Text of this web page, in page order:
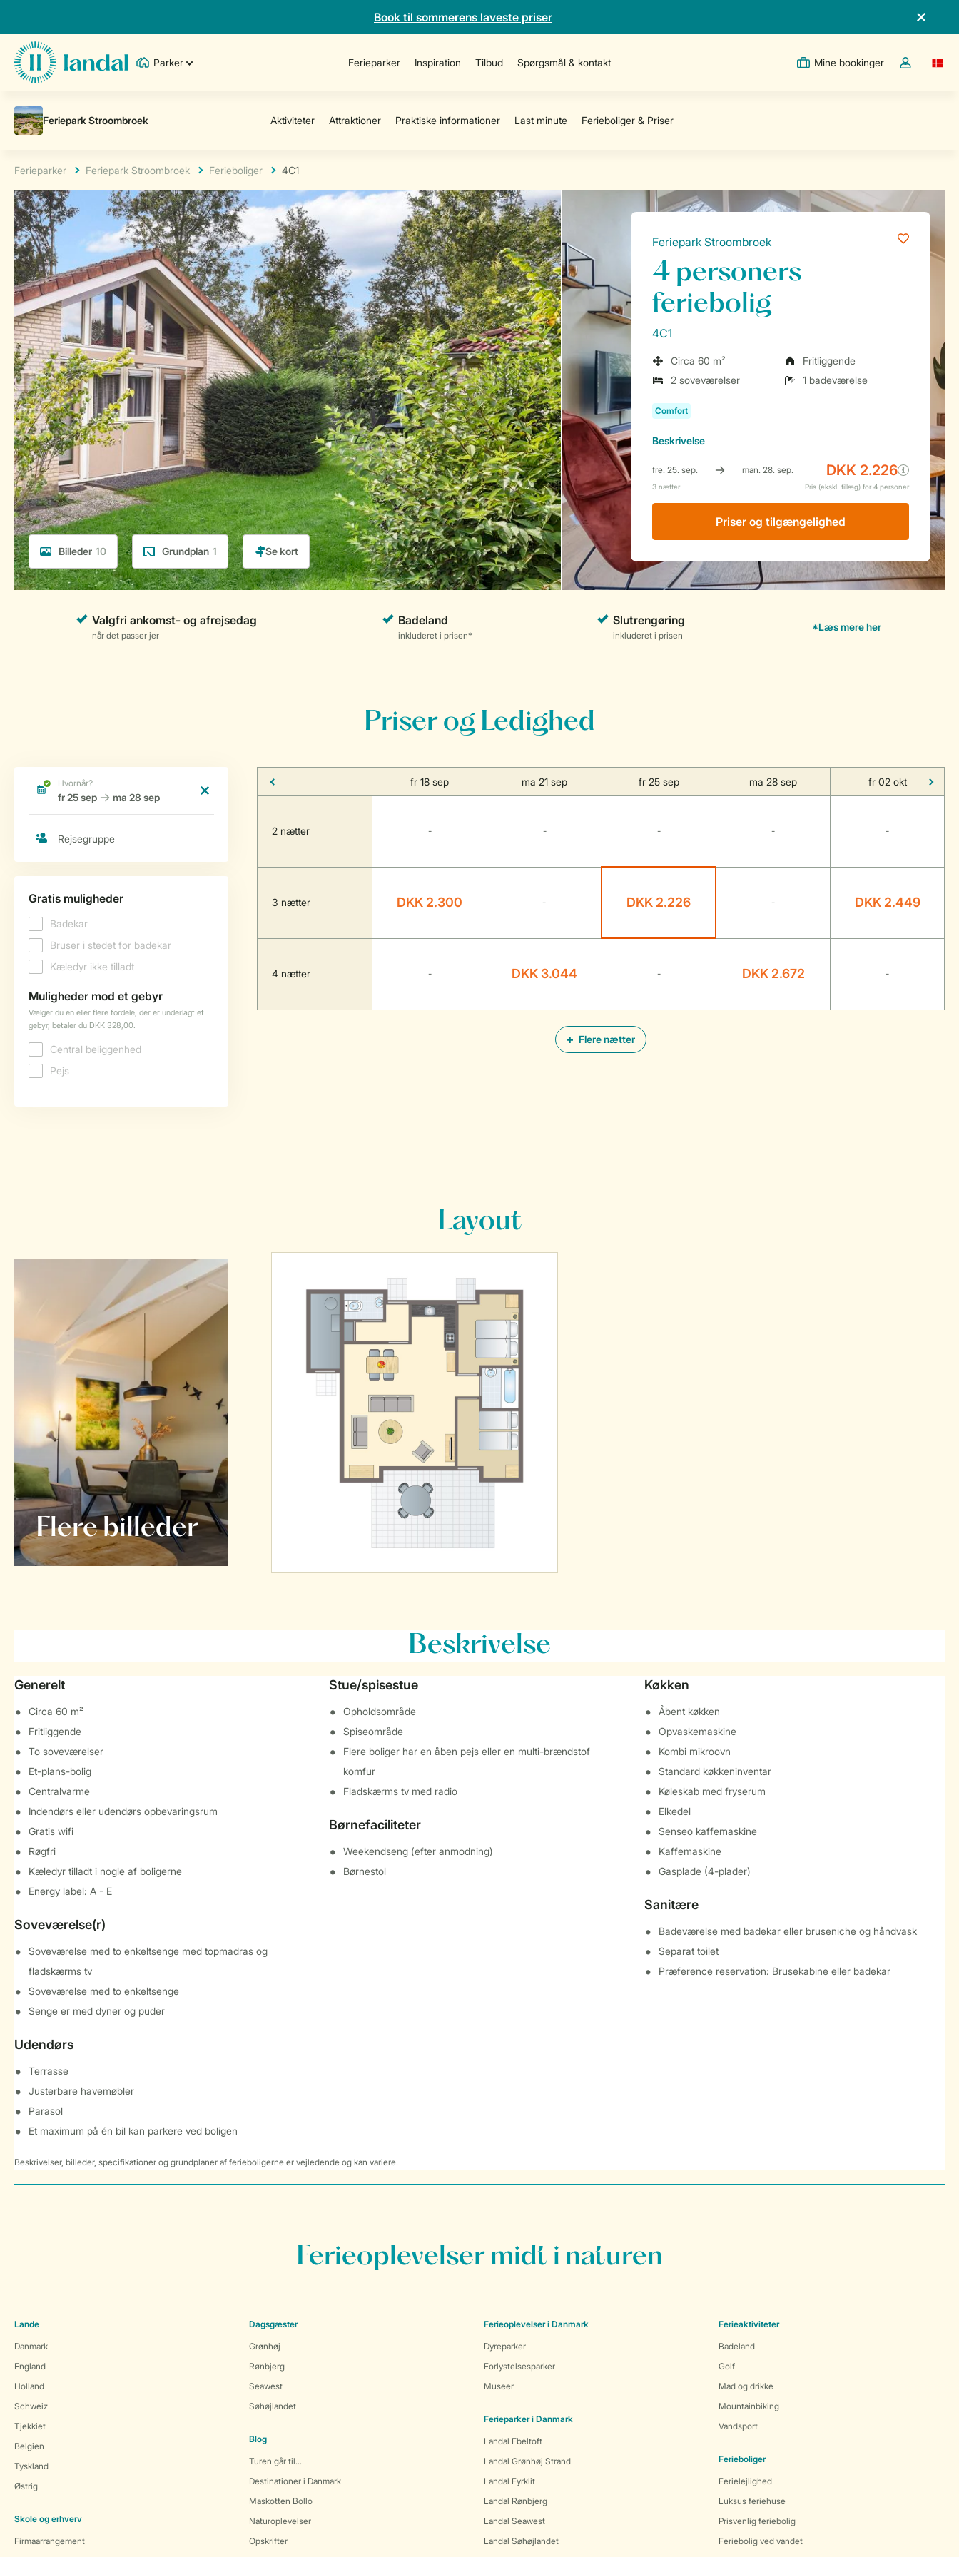
Book til sommerens laveste priser
Parker Ferieparker Inspiration Tilbud Spørgsmål & kontakt Mine bookinger
Toggle the
Ferieparker Feriepark Stroombroek Ferieboliger 4C1
Billeder 10 Grundplan 1
Feriepark Stroombroek
4 personers
feriebolig
4C1
Circa 60 m²
Fritliggende
2 soveværelser
1 badeværelse
Beskrivelse
Priser og tilgængelighed
Priser og Ledighed
Flere nætter
fr 18 sep ma 21 sep fr 25 sep ma 28 sep fr 02 okt
2 nætter - - - - -
3 nætter DKK 2.300 - DKK 2.226 - DKK 2.449
4 nætter - DKK 3.044 - DKK 2.672 -
Layout
Flere billeder
Beskrivelse
Generelt
Circa 60 m²
Fritliggende
To soveværelser
Et-plans-bolig
Centralvarme
Indendørs eller udendørs opbevaringsrum
Gratis wifi
Røgfri
Kæledyr tilladt i nogle af boligerne
Energy label: A - E
Soveværelse(r)
Soveværelse med to enkeltsenge med topmadras og
fladskærms tv
Soveværelse med to enkeltsenge
Senge er med dyner og puder
Udendørs
Terrasse
Justerbare havemøbler
Parasol
Et maximum på én bil kan parkere ved boligen
Stue/spisestue
Opholdsområde
Spiseområde
Flere boliger har en åben pejs eller en multi-brændstof
komfur
Fladskærms tv med radio
Børnefaciliteter
Weekendseng (efter anmodning)
Børnestol
Køkken
Åbent køkken
Opvaskemaskine
Kombi mikroovn
Standard køkkeninventar
Køleskab med fryserum
Elkedel
Senseo kaffemaskine
Kaffemaskine
Gasplade (4-plader)
Sanitære
Badeværelse med badekar eller bruseniche og håndvask
Separat toilet
Præference reservation: Brusekabine eller badekar
Beskrivelser, billeder, specifikationer og grundplaner af ferieboligerne er vejledende og kan variere.
Ferieoplevelser midt i naturen
Lande
Danmark
England
Holland
Schweiz
Tjekkiet
Belgien
Tyskland
Østrig
Skole og erhverv
Firmaarrangement
Dagsgæster
Grønhøj
Rønbjerg
Seawest
Søhøjlandet
Blog
Turen går til...
Destinationer i Danmark
Maskotten Bollo
Naturoplevelser
Opskrifter
Ferieoplevelser i Danmark
Dyreparker
Forlystelsesparker
Museer
Ferieparker i Danmark
Landal Ebeltoft
Landal Grønhøj Strand
Landal Fyrklit
Landal Rønbjerg
Landal Seawest
Landal Søhøjlandet
Ferieaktiviteter
Badeland
Golf
Mad og drikke
Mountainbiking
Vandsport
Ferieboliger
Ferielejlighed
Luksus feriehuse
Prisvenlig feriebolig
Feriebolig ved vandet